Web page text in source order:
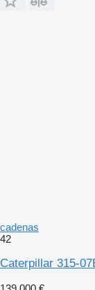
cadenas
42
Caterpillar 315-